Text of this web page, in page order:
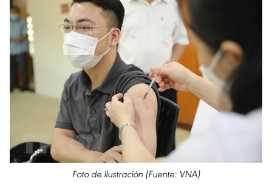
Foto de ilustración (Fuente: VNA)